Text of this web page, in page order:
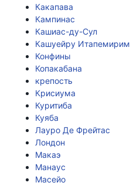
Какапава
Кампинас
Кашиас-ду-Сул
Кашуейру Итапемирим
Конфины
Копакабана
крепость
Крисиума
Куритиба
Куяба
Лауро Де Фрейтас
Лондон
Макаэ
Манаус
Масейо